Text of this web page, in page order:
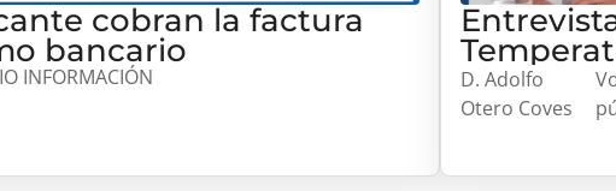
cobran la factura
bancario
INFORMACIÓN
D. Adolfo
Otero Coves